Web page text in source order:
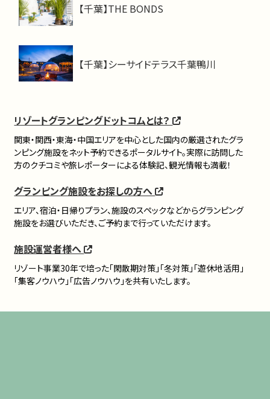
【千葉】THE BONDS
【千葉】シーサイドテラス千葉鴨川
リゾートグランピングドットコムとは？
関東・関西・東海・中国エリアを中心とした国内の厳選されたグラ
ンピング施設をネット予約できるポータルサイト。実際に訪問した
方のクチコミや旅レポーターによる体験記、観光情報も満載！
グランピング施設をお探しの方へ
エリア、宿泊・日帰りプラン、施設のスペックなどからグランピング
施設をお選びいただき、ご予約まで行っていただけます。
施設運営者様へ
リゾート事業30年で培った「閑散期対策」「冬対策」「遊休地活用」
「集客ノウハウ」「広告ノウハウ」を共有いたします。